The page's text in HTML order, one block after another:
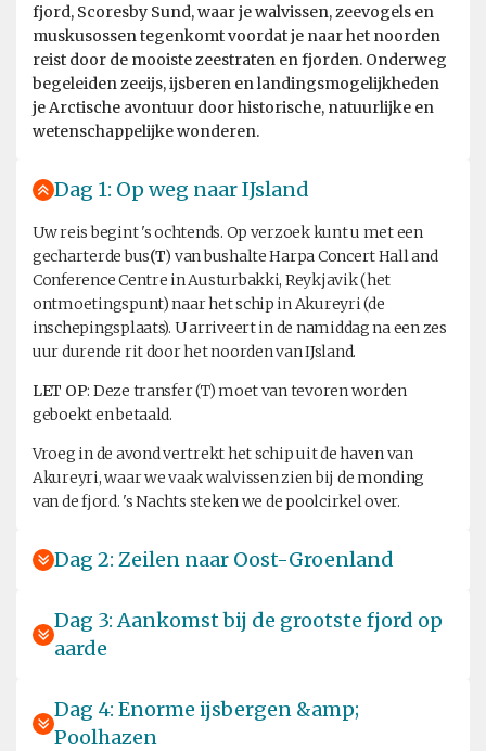
fjord, Scoresby Sund, waar je walvissen, zeevogels en
muskusossen tegenkomt voordat je naar het noorden
reist door de mooiste zeestraten en fjorden. Onderweg
begeleiden zeeijs, ijsberen en landingsmogelijkheden
je Arctische avontuur door historische, natuurlijke en
wetenschappelijke wonderen.
Dag 1: Op weg naar IJsland
Uw reis begint 's ochtends. Op verzoek kunt u met een
gecharterde bus(T) van bushalte Harpa Concert Hall and
Conference Centre in Austurbakki, Reykjavik (het
ontmoetingspunt) naar het schip in Akureyri (de
inschepingsplaats). U arriveert in de namiddag na een zes
uur durende rit door het noorden van IJsland.
LET OP: Deze transfer (T) moet van tevoren worden
geboekt en betaald.
Vroeg in de avond vertrekt het schip uit de haven van
Akureyri, waar we vaak walvissen zien bij de monding
van de fjord. 's Nachts steken we de poolcirkel over.
Dag 2: Zeilen naar Oost-Groenland
Dag 3: Aankomst bij de grootste fjord op
aarde
Dag 4: Enorme ijsbergen &amp;
Poolhazen